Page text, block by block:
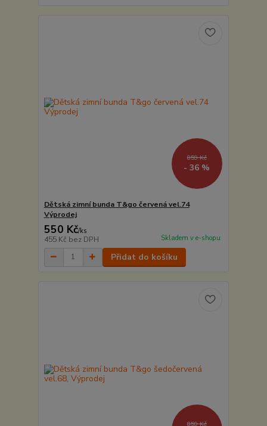
859 Kč
- 36 %
Dětská zimní bunda T&go červená vel.74
Výprodej
550 Kč/ks
455 Kč bez DPH Skladem v e-shopu
Přidat do košíku
859 Kč